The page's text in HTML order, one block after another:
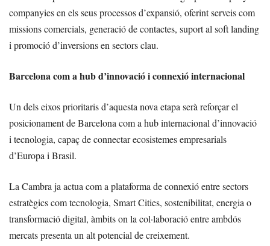
companyies en els seus processos d’expansió, oferint serveis com
missions comercials, generació de contactes, suport al soft landing
i promoció d’inversions en sectors clau.
Barcelona com a hub d’innovació i connexió internacional
Un dels eixos prioritaris d’aquesta nova etapa serà reforçar el
posicionament de Barcelona com a hub internacional d’innovació
i tecnologia, capaç de connectar ecosistemes empresarials
d’Europa i Brasil.
La Cambra ja actua com a plataforma de connexió entre sectors
estratègics com tecnologia, Smart Cities, sostenibilitat, energia o
transformació digital, àmbits on la col·laboració entre ambdós
mercats presenta un alt potencial de creixement.